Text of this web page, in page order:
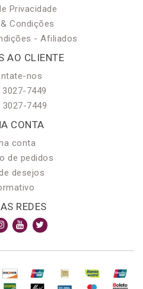
Privacidade
Condições
- Afiliados
AO CLIENTE
nos
3027-7449
3027-7449
CONTA
conta
de pedidos
desejos
REDES